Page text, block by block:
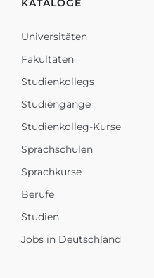
KATALOGE
Universitäten
Fakultäten
Studienkollegs
Studiengänge
Studienkolleg-Kurse
Sprachschulen
Sprachkurse
Berufe
Studien
Jobs in Deutschland